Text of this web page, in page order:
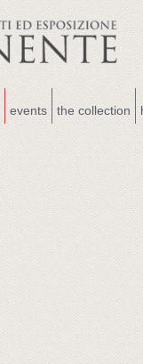
events the collection